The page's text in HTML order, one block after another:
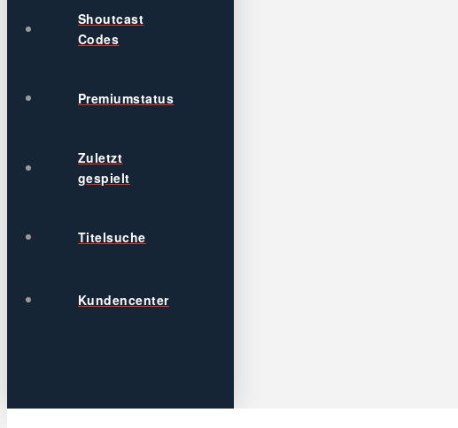
Shoutcast
Codes
Premiumstatus
Zuletzt
gespielt
Titelsuche
Kundencenter